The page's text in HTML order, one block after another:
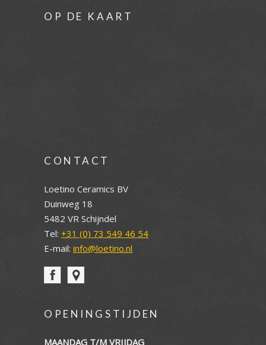
OP DE KAART
CONTACT
Loetino Ceramics BV
Duinweg 18
5482 VR Schijndel
Tel: +31 (0) 73 549 46 54
E-mail: info@loetino.nl
OPENINGSTIJDEN
MAANDAG T/M VRIJDAG